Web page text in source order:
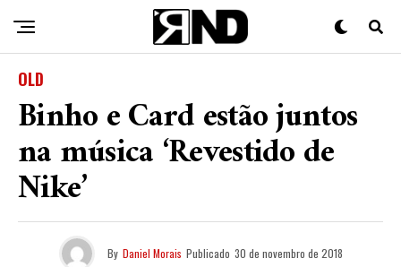
OLD
Binho e Card estão juntos
na música ‘Revestido de
Nike’
By Daniel Morais Publicado 30 de novembro de 2018